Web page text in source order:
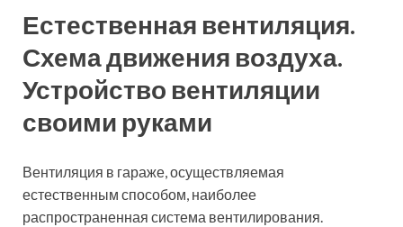
Естественная вентиляция.
Схема движения воздуха.
Устройство вентиляции
своими руками
Вентиляция в гараже, осуществляемая
естественным способом, наиболее
распространенная система вентилирования.